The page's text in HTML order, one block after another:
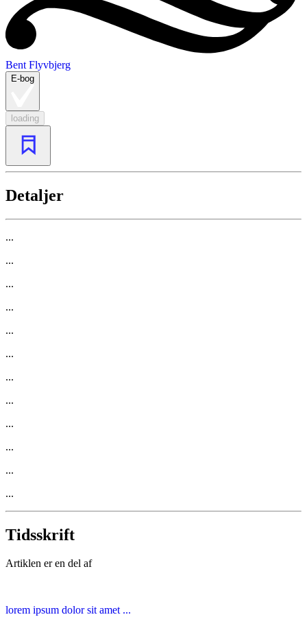
Bent Flyvbjerg
E-bog
loading
Detaljer
...
...
...
...
...
...
...
...
...
...
...
...
Tidsskrift
Artiklen er en del af
lorem ipsum dolor sit amet ...